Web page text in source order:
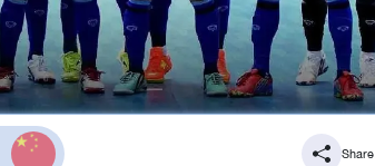
Share